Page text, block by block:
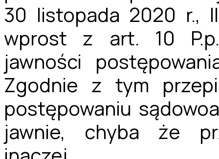
30 listopada 2020 r.,
wprost z art. 10
jawności
Zgodnie z tym
postępowaniu
jawnie, chyba że